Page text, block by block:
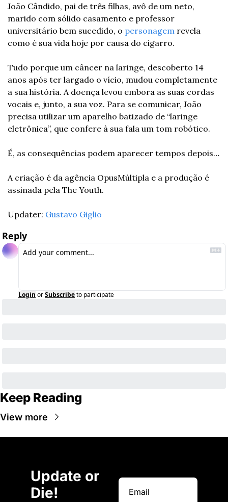
João Cândido, pai de três filhas, avô de um neto,
marido com sólido casamento e professor
universitário bem sucedido, o personagem revela
como é sua vida hoje por causa do cigarro.
Tudo porque um câncer na laringe, descoberto 14
anos após ter largado o vício, mudou completamente
a sua história. A doença levou embora as suas cordas
vocais e, junto, a sua voz. Para se comunicar, João
precisa utilizar um aparelho batizado de “laringe
eletrônica”, que confere à sua fala um tom robótico.
É, as consequências podem aparecer tempos depois…
A criação é da agência OpusMúltipla e a produção é
assinada pela The Youth.
Updater: Gustavo Giglio
Reply
Login orSubscribeto participate
Keep Reading
View more
Update or
Die!